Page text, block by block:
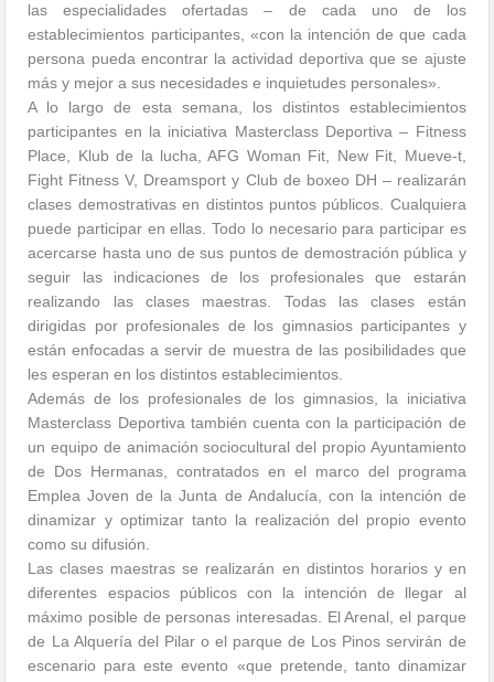
las especialidades ofertadas – de cada uno de los
establecimientos participantes, «con la intención de que cada
persona pueda encontrar la actividad deportiva que se ajuste
más y mejor a sus necesidades e inquietudes personales».
A lo largo de esta semana, los distintos establecimientos
participantes en la iniciativa Masterclass Deportiva – Fitness
Place, Klub de la lucha, AFG Woman Fit, New Fit, Mueve-t,
Fight Fitness V, Dreamsport y Club de boxeo DH – realizarán
clases demostrativas en distintos puntos públicos. Cualquiera
puede participar en ellas. Todo lo necesario para participar es
acercarse hasta uno de sus puntos de demostración pública y
seguir las indicaciones de los profesionales que estarán
realizando las clases maestras. Todas las clases están
dirigidas por profesionales de los gimnasios participantes y
están enfocadas a servir de muestra de las posibilidades que
les esperan en los distintos establecimientos.
Además de los profesionales de los gimnasios, la iniciativa
Masterclass Deportiva también cuenta con la participación de
un equipo de animación sociocultural del propio Ayuntamiento
de Dos Hermanas, contratados en el marco del programa
Emplea Joven de la Junta de Andalucía, con la intención de
dinamizar y optimizar tanto la realización del propio evento
como su difusión.
Las clases maestras se realizarán en distintos horarios y en
diferentes espacios públicos con la intención de llegar al
máximo posible de personas interesadas. El Arenal, el parque
de La Alquería del Pilar o el parque de Los Pinos servirán de
escenario para este evento «que pretende, tanto dinamizar